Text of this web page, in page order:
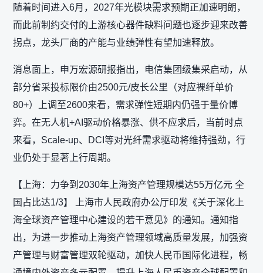
随着时间进入6月，2027年光模块需求预期正加速明朗，
而此前制约交付的上游核心器件缺料问题也逐步迎来改善
拐点，龙头厂商的产能与业绩弹性有望加速释放。
消息面上，申万宏源研报指出，电信集团级集采启动，从
部分省采投标限价由2500元/皮长公里（对应裸纤单价
80+）上调至2600来看，需求弹性短期内仍强于量价博
弈。在无人机+AI驱动价格暴涨、供不应求后，当前时点
来看，Scale-up、DCI等对光纤需求驱动将维持强劲，行
业仍处于显著上行周期。
【上海：力争到2030年上海资产管理规模达55万亿元 全
国占比达1/3】 上海市人民政府办公厅印发《关于深化上
海全球资产管理中心建设的若干意见》的通知。通知指
出，为进一步推动上海资产管理领域高质量发展，加强资
产管理与财富管理双轮驱动，加快人民币国际化进程，畅